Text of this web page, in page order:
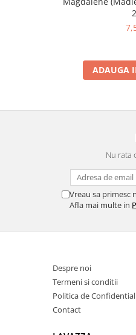
ADAUGA
Nu rata
Vreau sa primesc
Afla mai multe in
Despre noi
Termeni si conditii
Politica de
Contact